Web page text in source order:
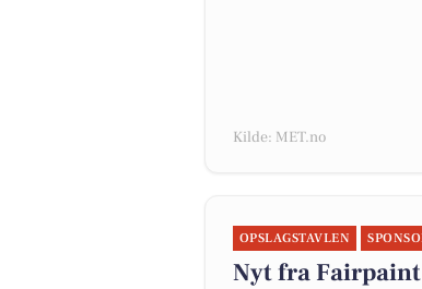
Kilde: MET.no
OPSLAGSTAVLEN
Nyt fra Fairpaint